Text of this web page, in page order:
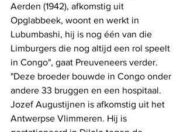
Aerden (1942), afkomstig uit
Opglabbeek, woont en werkt in
Lubumbashi, hij is nog één van die
Limburgers die nog altijd een rol speelt
in Congo", gaat Preuveneers verder.
"Deze broeder bouwde in Congo onder
andere 33 bruggen en een hospitaal.
Jozef Augustijnen is afkomstig uit het
Antwerpse Vlimmeren. Hij is